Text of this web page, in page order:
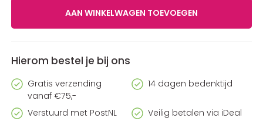
Hierom bestel je bij ons
Gratis verzending
vanaf €75,-
14 dagen bedenktijd
Verstuurd met PostNL Veilig betalen via iDeal